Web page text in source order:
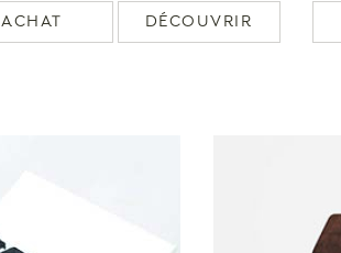
ACHAT DÉCOUVRIR